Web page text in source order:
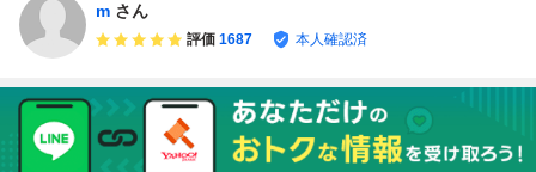
m さん
評価 1687 本人確認済